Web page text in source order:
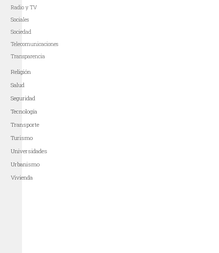
Radio y TV
Sociales
Sociedad
Telecomunicaciones
Transparencia
Religión
Salud
Seguridad
Tecnología
Transporte
Turismo
Universidades
Urbanismo
Vivienda